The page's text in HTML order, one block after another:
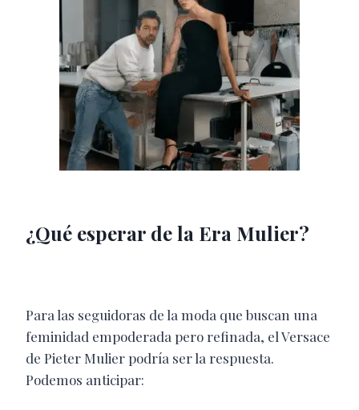
¿Qué esperar de la Era Mulier?
Para las seguidoras de la moda que buscan una
feminidad empoderada pero refinada, el Versace
de Pieter Mulier podría ser la respuesta.
Podemos anticipar: